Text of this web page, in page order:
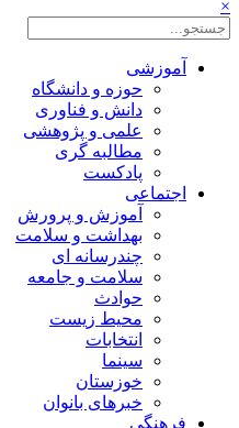
×
آموزشی
حوزه و دانشگاه
دانش و فناوری
علمی و پژوهشی
مطالبه گری
پادکست
اجتماعی
آموزش و پرورش
بهداشت و سلامت
چندرسانه ای
سلامت و جامعه
حوادث
محیط زیست
انتخابات
سینما
خوزستان
خبرهای بانوان
فرهنگی